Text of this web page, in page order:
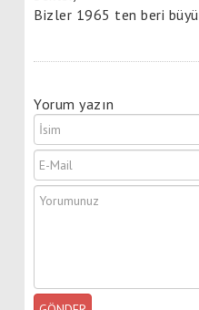
Bizler 1965 ten beri
Yorum yazın